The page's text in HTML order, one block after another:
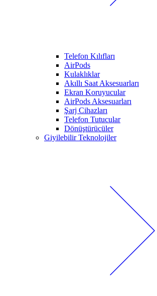
Telefon Kılıfları
AirPods
Kulaklıklar
Akıllı Saat Aksesuarları
Ekran Koruyucular
AirPods Aksesuarları
Şarj Cihazları
Telefon Tutucular
Dönüştürücüler
Giyilebilir Teknolojiler